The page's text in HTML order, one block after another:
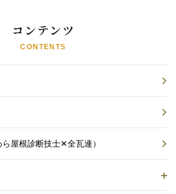
コンテンツ
CONTENTS
屋根診断技士✕全瓦連）